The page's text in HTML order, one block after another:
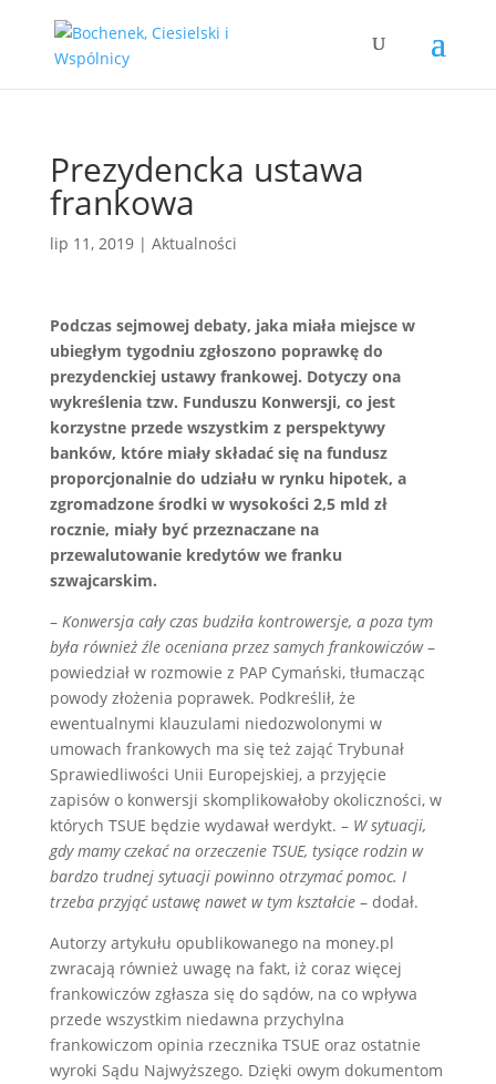
Prezydencka ustawa
frankowa
lip 11, 2019| Aktualności
Podczas sejmowej debaty, jaka miała miejsce w
ubiegłym tygodniu zgłoszono poprawkę do
prezydenckiej ustawy frankowej. Dotyczy ona
wykreślenia tzw. Funduszu Konwersji, co jest
korzystne przede wszystkim z perspektywy
banków, które miały składać się na fundusz
proporcjonalnie do udziału w rynku hipotek, a
zgromadzone środki w wysokości 2,5 mld zł
rocznie, miały być przeznaczane na
przewalutowanie kredytów we franku
szwajcarskim.
– Konwersja cały czas budziła kontrowersje, a poza tym
była również źle oceniana przez samych frankowiczów–
powiedział w rozmowie z PAP Cymański, tłumacząc
powody złożenia poprawek. Podkreślił, że
ewentualnymi klauzulami niedozwolonymi w
umowach frankowych ma się też zająć Trybunał
Sprawiedliwości Unii Europejskiej, a przyjęcie
zapisów o konwersji skomplikowałoby okoliczności, w
których TSUE będzie wydawał werdykt. – W sytuacji,
gdy mamy czekać na orzeczenie TSUE, tysiące rodzin w
bardzo trudnej sytuacji powinno otrzymać pomoc. I
trzeba przyjąć ustawę nawet w tym kształcie – dodał.
Autorzy artykułu opublikowanego na money.pl
zwracają również uwagę na fakt, iż coraz więcej
frankowiczów zgłasza się do sądów, na co wpływa
przede wszystkim niedawna przychylna
frankowiczom opinia rzecznika TSUE oraz ostatnie
wyroki Sądu Najwyższego. Dzięki owym dokumentom